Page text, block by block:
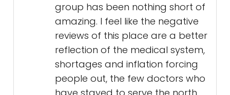
group has been nothing short of
amazing. I feel like the negative
reviews of this place are a better
reflection of the medical system,
shortages and inflation forcing
people out, the few doctors who